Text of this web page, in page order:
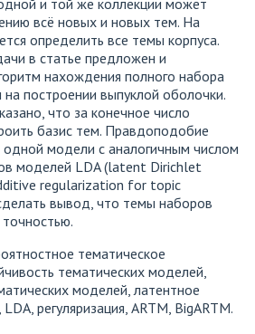
и той же коллекции может
всё новых и новых тем. На
определить все темы корпуса.
в статье предложен и
нахождения полного набора
построении выпуклой оболочки.
что за конечное число
базис тем. Правдоподобие
модели с аналогичным числом
моделей LDA (latent Dirichlet
regularization for topic
вывод, что темы наборов
тематическое
тематических моделей,
моделей, латентное
регуляризация, ARTM, BigARTM.